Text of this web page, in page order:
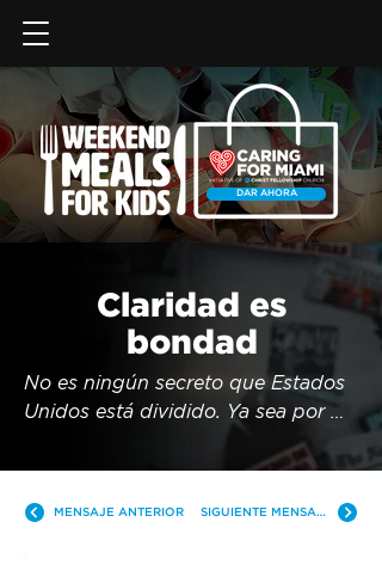
DAR AHORA
Claridad es
bondad
No es ningún secreto que Estados
Unidos está dividido. Ya sea por
inmigración, el control de armas, la
Estados Unidos ya no está tan
MENSAJE ANTERIOR SIGUIENTE MENSAJE